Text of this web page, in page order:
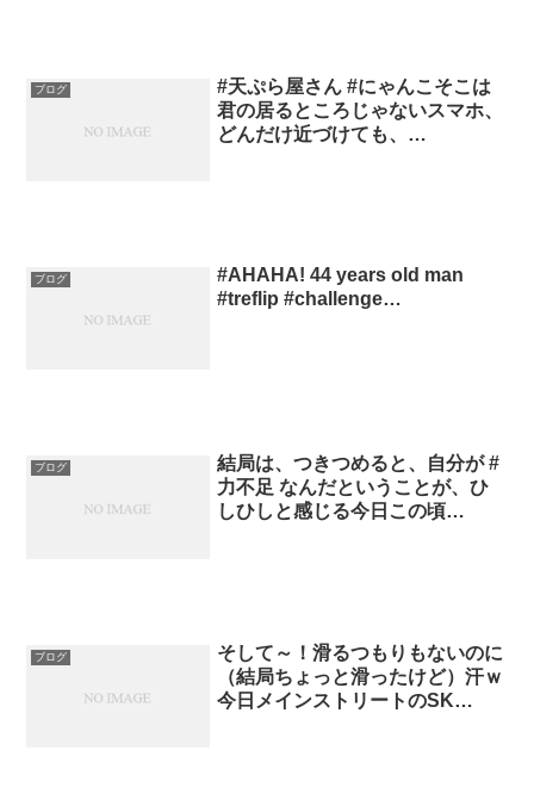
ブログ
#天ぷら屋さん #にゃんこそこは
君の居るところじゃないスマホ、
どんだけ近づけても、…
ブログ
#AHAHA! 44 years old man
#treflip #challenge…
ブログ
結局は、つきつめると、自分が #
力不足 なんだということが、ひ
しひしと感じる今日この頃…
ブログ
そして～！滑るつもりもないのに
（結局ちょっと滑ったけど）汗ｗ
今日メインストリートのSK…